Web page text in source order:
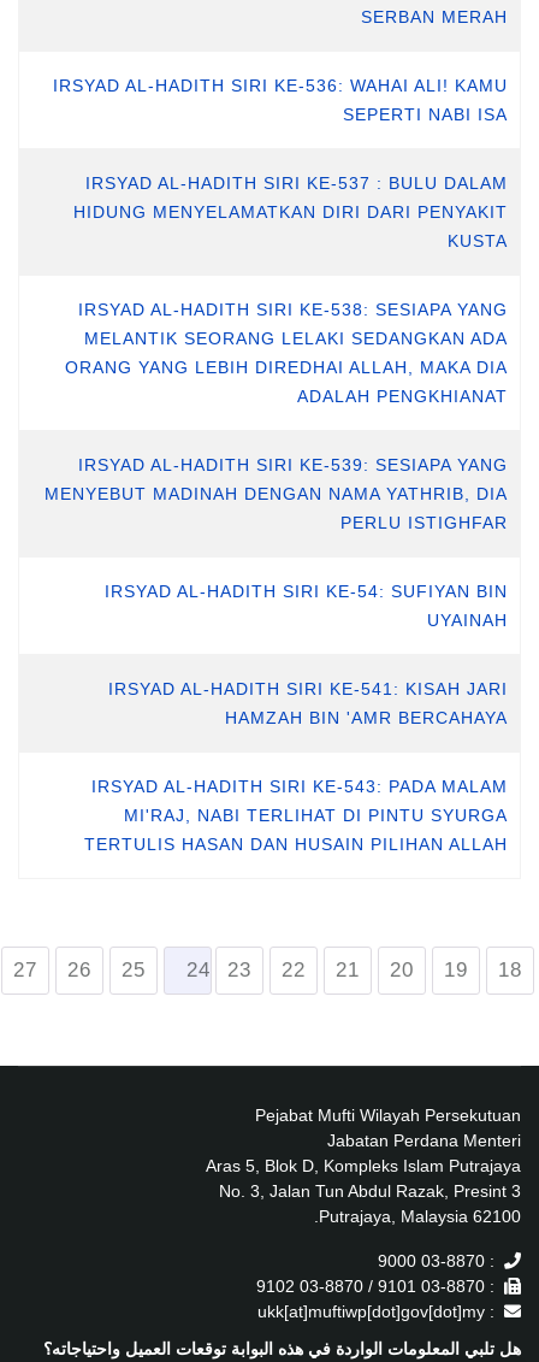
SERBAN MERAH
IRSYAD AL-HADITH SIRI KE-536: WAHAI ALI! KAMU
SEPERTI NABI ISA
IRSYAD AL-HADITH SIRI KE-537 : BULU DALAM
HIDUNG MENYELAMATKAN DIRI DARI PENYAKIT
KUSTA
IRSYAD AL-HADITH SIRI KE-538: SESIAPA YANG
MELANTIK SEORANG LELAKI SEDANGKAN ADA
ORANG YANG LEBIH DIREDHAI ALLAH, MAKA DIA
ADALAH PENGKHIANAT
IRSYAD AL-HADITH SIRI KE-539: SESIAPA YANG
MENYEBUT MADINAH DENGAN NAMA YATHRIB, DIA
PERLU ISTIGHFAR
IRSYAD AL-HADITH SIRI KE-54: SUFIYAN BIN
UYAINAH
IRSYAD AL-HADITH SIRI KE-541: KISAH JARI
HAMZAH BIN 'AMR BERCAHAYA
IRSYAD AL-HADITH SIRI KE-543: PADA MALAM
MI'RAJ, NABI TERLIHAT DI PINTU SYURGA
TERTULIS HASAN DAN HUSAIN PILIHAN ALLAH
18
19
20
21
22
23
24
25
26
27
Pejabat Mufti Wilayah Persekutuan
Jabatan Perdana Menteri
Aras 5, Blok D, Kompleks Islam Putrajaya
No. 3, Jalan Tun Abdul Razak, Presint 3
62100 Putrajaya, Malaysia.
: 03-8870 9000
: 03-8870 9101 / 03-8870 9102
: ukk[at]muftiwp[dot]gov[dot]my
هل تلبي المعلومات الواردة في هذه البوابة توقعات العميل واحتياجاته؟